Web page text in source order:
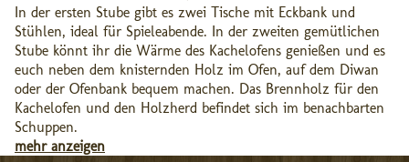
In der ersten Stube gibt es zwei Tische mit Eckbank und
Stühlen, ideal für Spieleabende. In der zweiten gemütlichen
Stube könnt ihr die Wärme des Kachelofens genießen und es
euch neben dem knisternden Holz im Ofen, auf dem Diwan
oder der Ofenbank bequem machen. Das Brennholz für den
Kachelofen und den Holzherd befindet sich im benachbarten
Schuppen.
mehr anzeigen